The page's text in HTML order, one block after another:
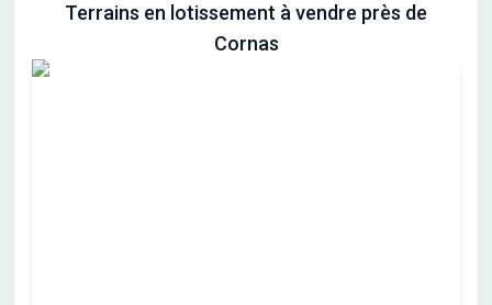
Terrains en lotissement à vendre près de
Cornas